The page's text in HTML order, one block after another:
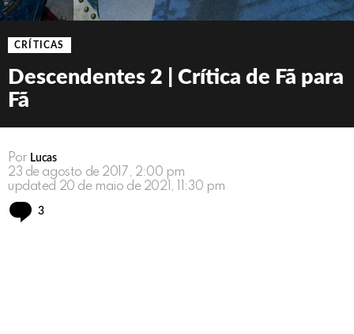
CRÍTICAS
Descendentes 2 | Crítica de Fã para
Fã
Por Lucas
23 de agosto de 2017, 2:00 pm
updated 20 de maio de 2021, 11:30 pm
3